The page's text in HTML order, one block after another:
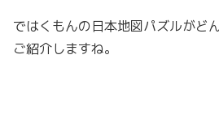
ではくもんの日本地図パズルがど
ご紹介しますね。